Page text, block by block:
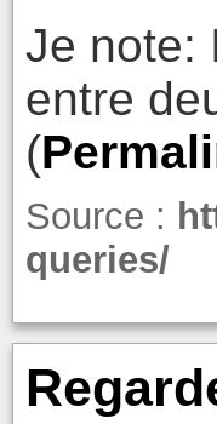
Je note:
entre
(
Source :
queries/